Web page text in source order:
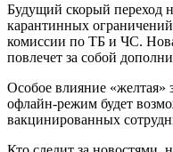
Будущий скорый переход
карантинных
комиссии по ТБ и ЧС.
повлечет за собой
Особое влияние
офлайн-режим будет
вакцинированных